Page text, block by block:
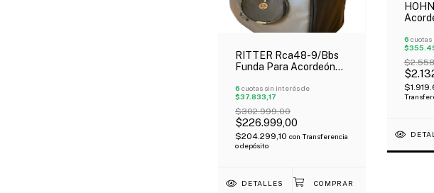
RITTER Rca48-9/Bbs
Funda Para Acordeón
Negro/Gris Oferta!
6 cuotas sin interés de
$37.833,17
$302.999,00
$226.999,00
$204.299,10 con Transferencia
o depósito
DETALLES
6 cuotas